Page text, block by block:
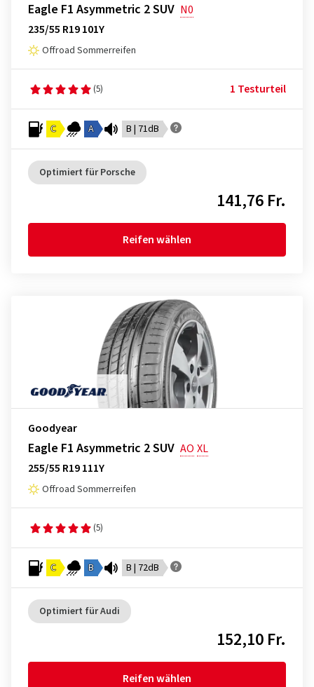
Eagle F1 Asymmetric 2 SUV N0
235/55 R19 101Y
Offroad Sommerreifen
(5) 1 Testurteil
C A B | 71dB
Optimiert für Porsche
141,76 Fr.
Reifen wählen
Goodyear
Eagle F1 Asymmetric 2 SUV AO XL
255/55 R19 111Y
Offroad Sommerreifen
(5)
C B B | 72dB
Optimiert für Audi
152,10 Fr.
Reifen wählen